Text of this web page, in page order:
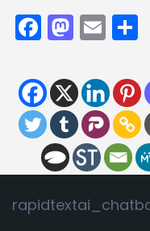
Facebook